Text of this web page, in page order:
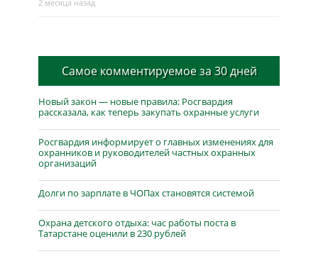
2 месяца назад
Самое комментируемое за 30 дней
Новый закон — новые правила: Росгвардия
рассказала, как теперь закупать охранные услуги
Росгвардия информирует о главных изменениях для
охранников и руководителей частных охранных
организаций
Долги по зарплате в ЧОПах становятся системой
Охрана детского отдыха: час работы поста в
Татарстане оценили в 230 рублей